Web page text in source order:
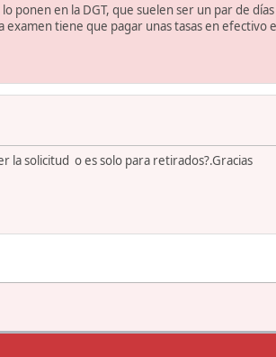
ponen en la DGT, que suelen ser un par de
tiene que pagar unas tasas en efectivo
la solicitud o es solo para retirados?.Gracias